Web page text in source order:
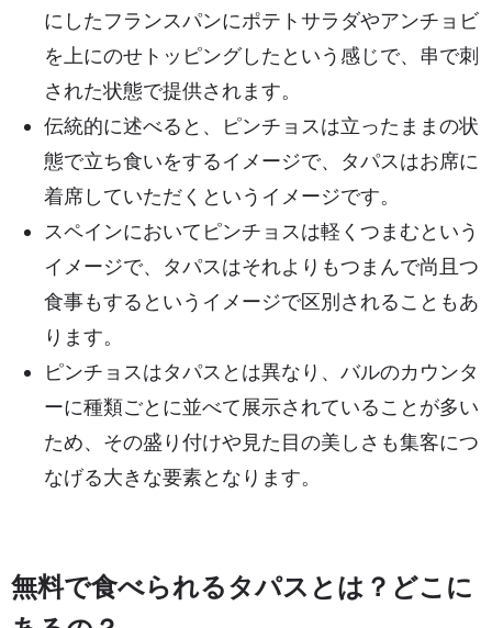
にしたフランスパンにポテトサラダやアンチョビ
を上にのせトッピングしたという感じで、串で刺
された状態で提供されます。
伝統的に述べると、ピンチョスは立ったままの状
態で立ち食いをするイメージで、タパスはお席に
着席していただくというイメージです。
スペインにおいてピンチョスは軽くつまむという
イメージで、タパスはそれよりもつまんで尚且つ
食事もするというイメージで区別されることもあ
ります。
ピンチョスはタパスとは異なり、バルのカウンタ
ーに種類ごとに並べて展示されていることが多い
ため、その盛り付けや見た目の美しさも集客につ
なげる大きな要素となります。
無料で食べられるタパスとは？どこに